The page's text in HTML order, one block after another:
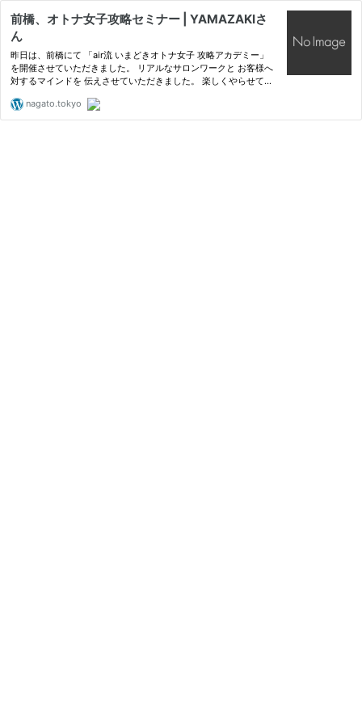
前橋、オトナ女子攻略セミナー | YAMAZAKIさ
ん
昨日は、前橋にて 「air流 いまどきオトナ女子 攻略アカデミー」
を開催させていただきました。 リアルなサロンワークと お客様へ
対するマインドを 伝えさせていただきました。 楽しくやらせてい
nagato.tokyo